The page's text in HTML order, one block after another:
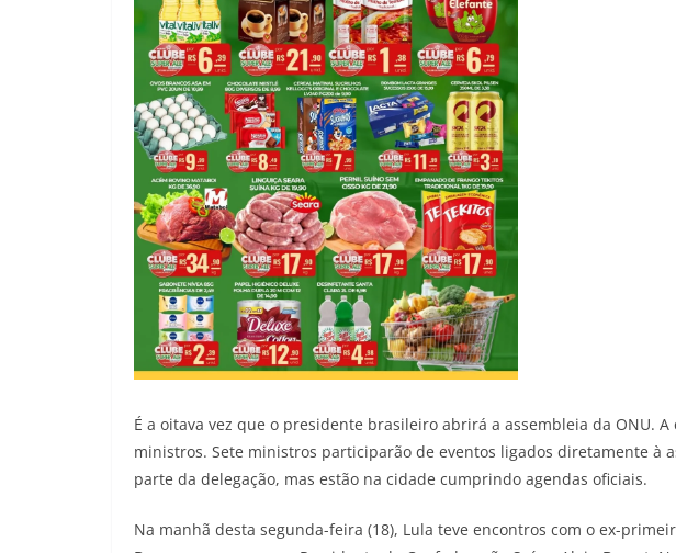
É a oitava vez que o presidente brasileiro abrirá a assembleia da ONU.
ministros. Sete ministros participarão de eventos ligados diretamente à
parte da delegação, mas estão na cidade cumprindo agendas oficiais.
Na manhã desta segunda-feira (18), Lula teve encontros com o ex-